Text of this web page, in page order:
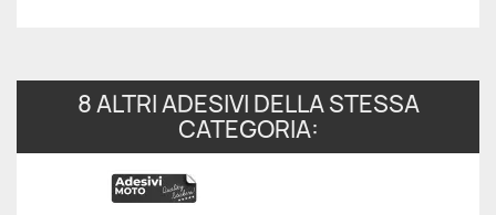
8 ALTRI ADESIVI DELLA STESSA
CATEGORIA: